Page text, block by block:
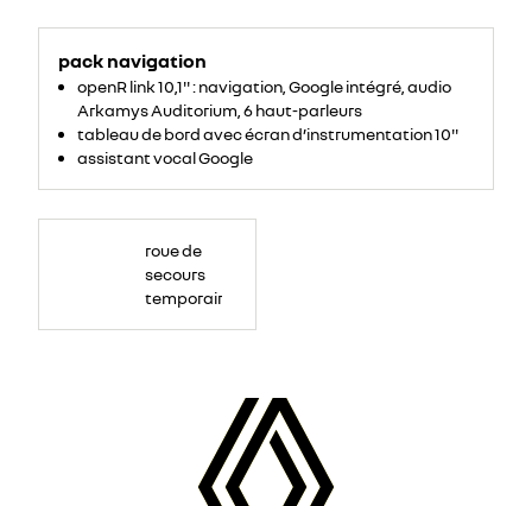
pack navigation
openR link 10,1'' : navigation, Google intégré, audio
Arkamys Auditorium, 6 haut-parleurs
tableau de bord avec écran d’instrumentation 10''
assistant vocal Google
roue de
secours
temporaire